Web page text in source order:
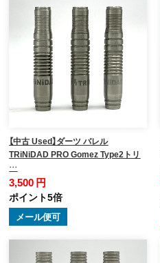
【中古 Used】ダーツ バレル
TRiNiDAD PRO Gomez Type2トリ
…
3,500 円
ポイント5倍
メール便可